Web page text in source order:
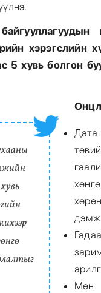
хэрэгслийн
5 хувь болгон
Дата